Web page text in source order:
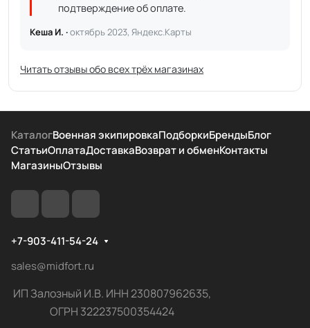
подтверждение об оплате.
Кеша И. ·октябрь 2023, Яндекс.Карты
Читать отзывы обо всех трёх магазинах
КаталогВоенная экипировкаПодборкиБрендыБлог
СтатьиОплатаДоставкаВозврат и обменКонтакты
МагазиныОтзывы
+7-903-411-54-24
sales@midfort.ru
ИП Залозный И.В. ИНН 230807962635,
ОГРН 322237500354424